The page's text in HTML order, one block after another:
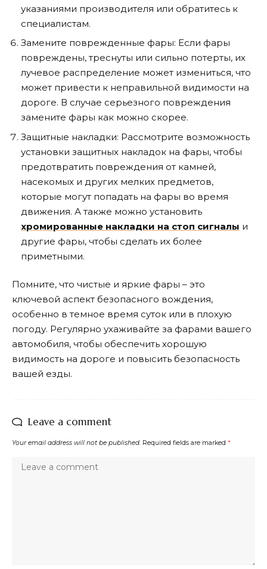
указаниями производителя или обратитесь к
специалистам.
Замените поврежденные фары: Если фары
повреждены, треснуты или сильно потерты, их
лучевое распределение может измениться, что
может привести к неправильной видимости на
дороге. В случае серьезного повреждения
замените фары как можно скорее.
Защитные накладки: Рассмотрите возможность
установки защитных накладок на фары, чтобы
предотвратить повреждения от камней,
насекомых и других мелких предметов,
которые могут попадать на фары во время
движения. А также можно установить
хромированные накладки на стоп сигналы и
другие фары, чтобы сделать их более
приметными.
Помните, что чистые и яркие фары – это
ключевой аспект безопасного вождения,
особенно в темное время суток или в плохую
погоду. Регулярно ухаживайте за фарами вашего
автомобиля, чтобы обеспечить хорошую
видимость на дороге и повысить безопасность
вашей езды.
Leave a comment
Your email address will not be published. Required fields are marked *